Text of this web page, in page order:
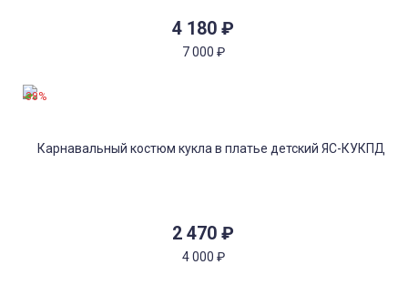
4 180 ₽
7 000 ₽
2 470 ₽
4 000 ₽
-38%